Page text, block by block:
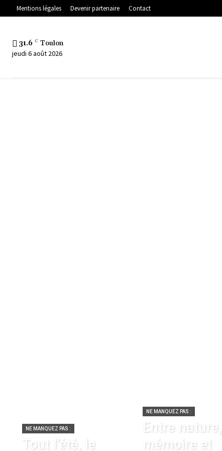
Mentions légales Devenir partenaire Contact
31.6 C Toulon
jeudi 6 août 2026
NE MANQUEZ PAS :
Tout l’été, le
NE MANQUEZ PAS :
Entre nature,
mémoire et